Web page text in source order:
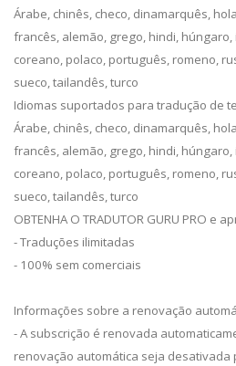
Árabe, chinês, checo, dinamarquês,
francês, alemão, grego, hindi,
coreano, polaco, português, romeno,
sueco, tailandês, turco
Idiomas suportados para tradução de
Árabe, chinês, checo, dinamarquês,
francês, alemão, grego, hindi,
coreano, polaco, português, romeno,
sueco, tailandês, turco
OBTENHA O TRADUTOR GURU PRO e
- Traduções ilimitadas
- 100% sem comerciais
Informações sobre a renovação
- A subscrição é renovada
renovação automática seja